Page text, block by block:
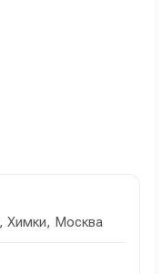
Химки, Москва